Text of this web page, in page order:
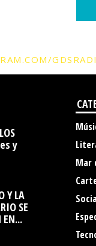
y
Y LA
SE
EN...
Mar